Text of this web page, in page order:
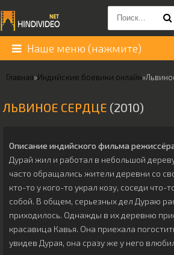
Наше меню (нажмите)
Главная»Индийские боевики онлайн»
ЛЬВИНОЕ СЕРДЦЕ (2010)
Описание индийского фильма
Дурай жил и работал в небольшой
часто обращались жители деревни со
кто-то у кого-то украл козу, соседи
собой. В общем, серьезных дел Дураю
приходилось. Однажды в их деревню
красавица Кавья. Она приехала
увидев Дурая, она сразу же у него